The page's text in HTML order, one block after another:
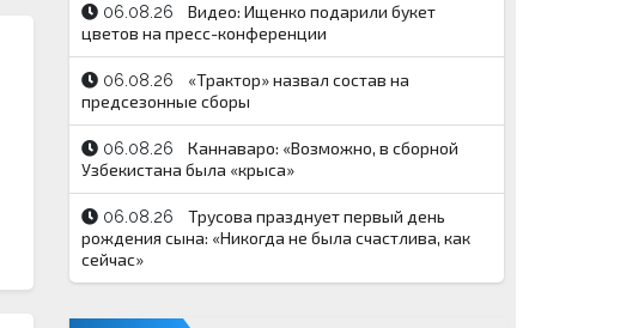
06.08.26
Видео: Ищенко подарили букет
цветов на пресс-конференции
06.08.26
«Трактор» назвал состав на
предсезонные сборы
06.08.26
Каннаваро: «Возможно, в сборной
Узбекистана была «крыса»
06.08.26
Трусова празднует первый день
рождения сына: «Никогда не была счастлива, как
сейчас»